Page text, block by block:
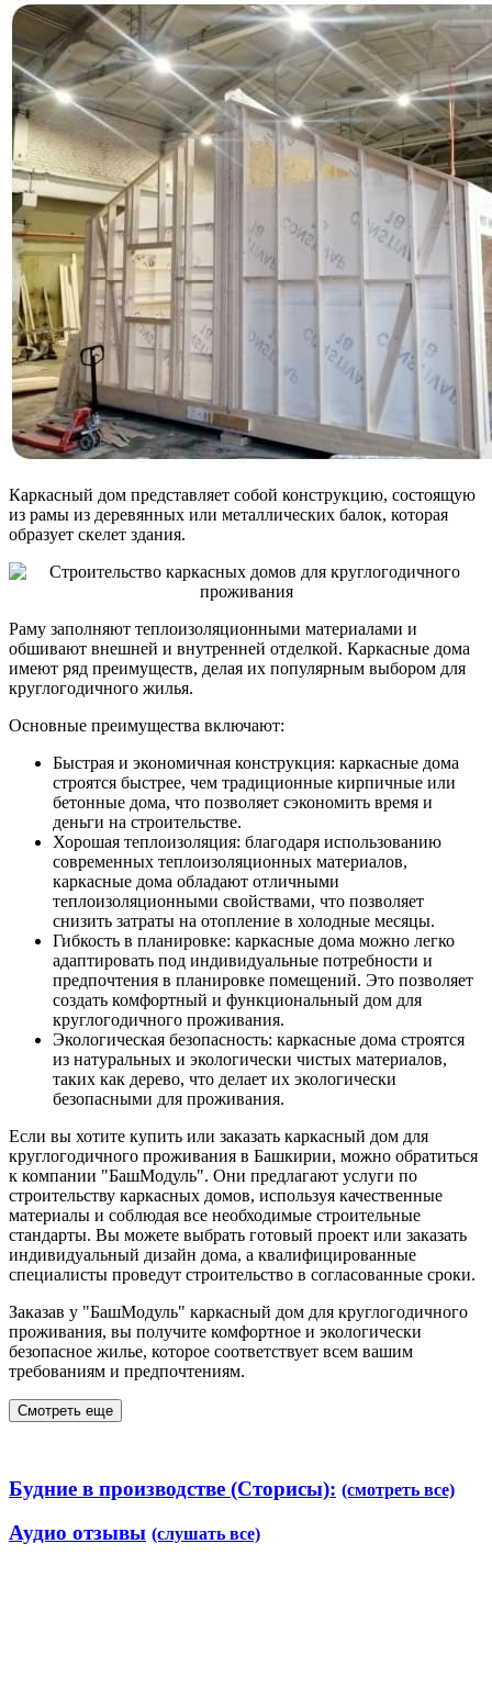
Каркасный дом представляет собой конструкцию, состоящую
из рамы из деревянных или металлических балок, которая
образует скелет здания.
Раму заполняют теплоизоляционными материалами и
обшивают внешней и внутренней отделкой. Каркасные дома
имеют ряд преимуществ, делая их популярным выбором для
круглогодичного жилья.
Основные преимущества включают:
Быстрая и экономичная конструкция: каркасные дома
строятся быстрее, чем традиционные кирпичные или
бетонные дома, что позволяет сэкономить время и
деньги на строительстве.
Хорошая теплоизоляция: благодаря использованию
современных теплоизоляционных материалов,
каркасные дома обладают отличными
теплоизоляционными свойствами, что позволяет
снизить затраты на отопление в холодные месяцы.
Гибкость в планировке: каркасные дома можно легко
адаптировать под индивидуальные потребности и
предпочтения в планировке помещений. Это позволяет
создать комфортный и функциональный дом для
круглогодичного проживания.
Экологическая безопасность: каркасные дома строятся
из натуральных и экологически чистых материалов,
таких как дерево, что делает их экологически
безопасными для проживания.
Если вы хотите купить или заказать каркасный дом для
круглогодичного проживания в Башкирии, можно обратиться
к компании "БашМодуль". Они предлагают услуги по
строительству каркасных домов, используя качественные
материалы и соблюдая все необходимые строительные
стандарты. Вы можете выбрать готовый проект или заказать
индивидуальный дизайн дома, а квалифицированные
специалисты проведут строительство в согласованные сроки.
Заказав у "БашМодуль" каркасный дом для круглогодичного
проживания, вы получите комфортное и экологически
безопасное жилье, которое соответствует всем вашим
требованиям и предпочтениям.
Смотреть еще
Будние в производстве (Сторисы): (смотреть все)
Аудио отзывы (слушать все)